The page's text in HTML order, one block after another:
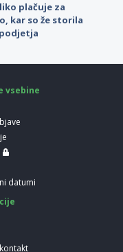
plačuje za
kar so že storila
vsebine
datumi